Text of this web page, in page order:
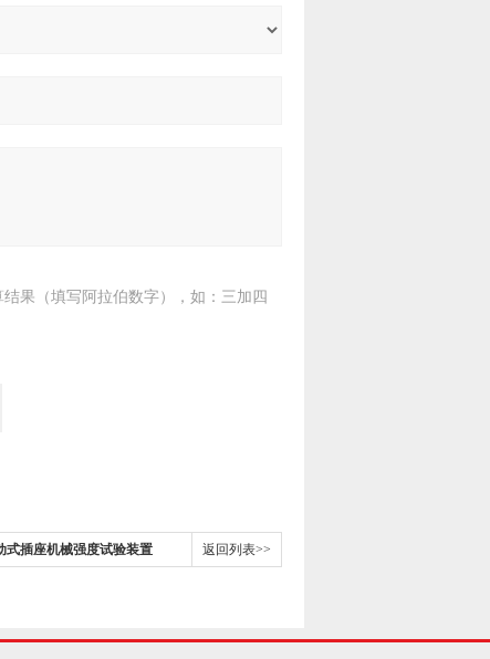
果（填写阿拉伯数字），如：三加四
式插座机械强度试验装置 返回列表>>